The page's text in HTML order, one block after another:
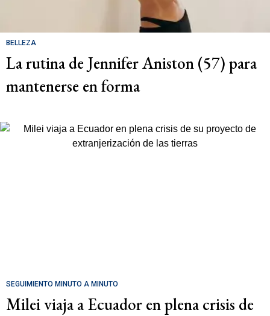
BELLEZA
La rutina de Jennifer Aniston (57) para
mantenerse en forma
SEGUIMIENTO MINUTO A MINUTO
Milei viaja a Ecuador en plena crisis de